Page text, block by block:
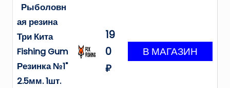
Рыболовн
ая резина
Три Кита
Fishing Gum
Резинка №1"
2.5мм. 1шт.
19
0
₽